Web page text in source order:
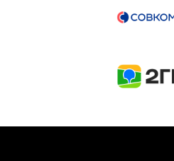
CONVERSATIONS